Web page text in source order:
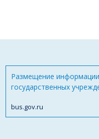
Размещение
государственных
bus.gov.ru